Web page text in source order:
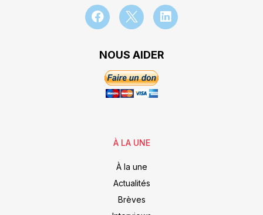
NOUS AIDER
À LA UNE
À la une
Actualités
Brèves